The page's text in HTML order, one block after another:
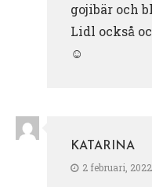
gojibär och
Lidl också
☺️
KATARINA
2 februari,